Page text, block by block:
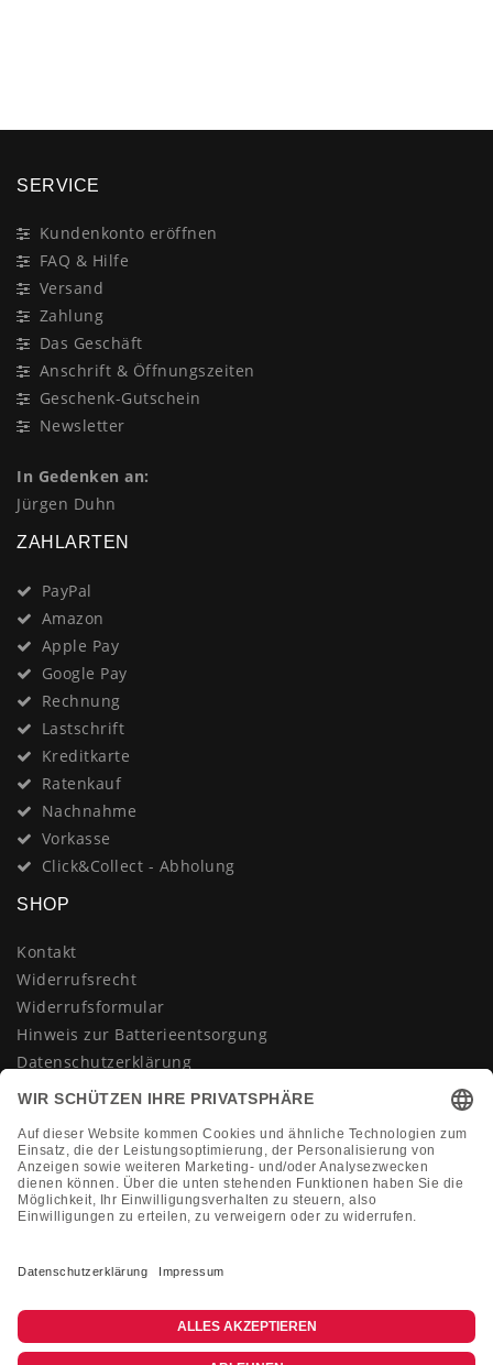
SERVICE
Kundenkonto eröffnen
FAQ & Hilfe
Versand
Zahlung
Das Geschäft
Anschrift & Öffnungszeiten
Geschenk-Gutschein
Newsletter
In Gedenken an:
Jürgen Duhn
ZAHLARTEN
PayPal
Amazon
Apple Pay
Google Pay
Rechnung
Lastschrift
Kreditkarte
Ratenkauf
Nachnahme
Vorkasse
Click&Collect - Abholung
SHOP
Kontakt
Widerrufsrecht
Widerrufsformular
Hinweis zur Batterieentsorgung
Datenschutzerklärung
AGB
Vertrag widerrufen
KONTAKT
+49 (0)2133 210433
shop@dienadel.de
Kieler Str. 18 - 41540 Dormagen